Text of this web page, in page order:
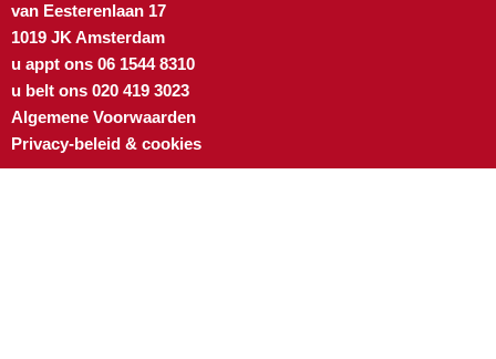
van Eesterenlaan 17
1019 JK Amsterdam
u appt ons 06 1544 8310
u belt ons 020 419 3023
Algemene Voorwaarden
Privacy-beleid & cookies